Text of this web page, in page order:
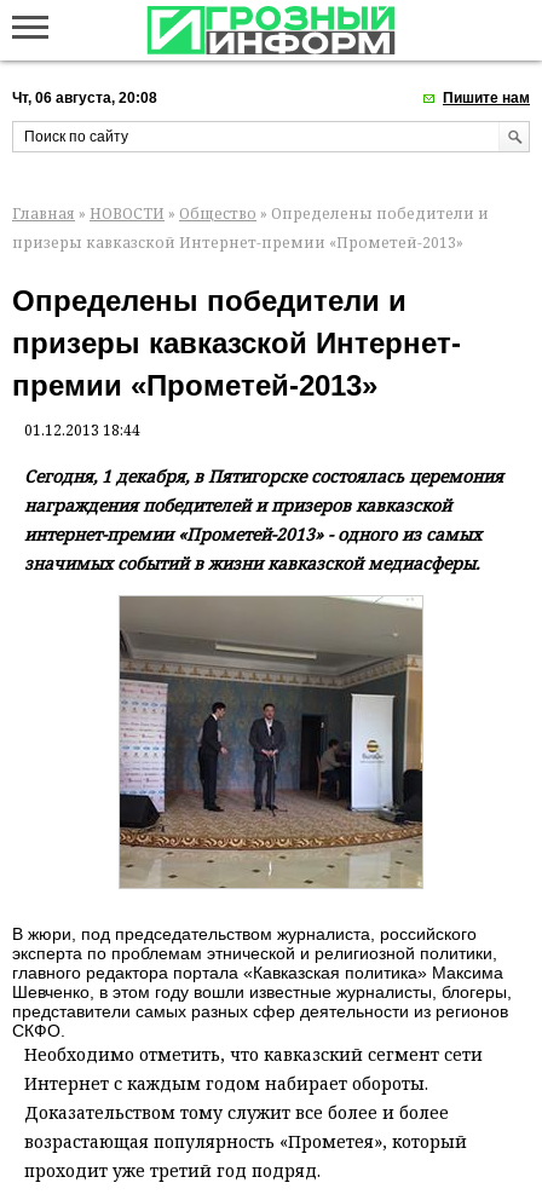
Чт, 06 августа, 20:08 Пишите нам
Главная » НОВОСТИ » Общество » Определены победители и
призеры кавказской Интернет-премии «Прометей-2013»
Определены победители и
призеры кавказской Интернет-
премии «Прометей-2013»
01.12.2013 18:44
Сегодня, 1 декабря, в Пятигорске состоялась церемония
награждения победителей и призеров кавказской
интернет-премии «Прометей-2013» - одного из самых
значимых событий в жизни кавказской медиасферы.
В жюри, под председательством журналиста, российского
эксперта по проблемам этнической и религиозной политики,
главного редактора портала «Кавказская политика» Максима
Шевченко, в этом году вошли известные журналисты, блогеры,
представители самых разных сфер деятельности из регионов
СКФО.
Необходимо отметить, что кавказский сегмент сети
Интернет с каждым годом набирает обороты.
Доказательством тому служит все более и более
возрастающая популярность «Прометея», который
проходит уже третий год подряд.